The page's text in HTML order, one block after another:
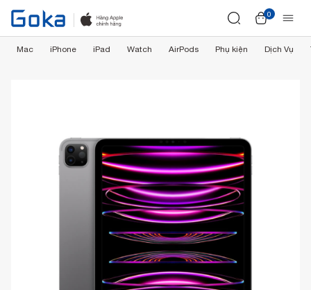
0
Mac iPhone iPad Watch AirPods Phụ kiện Dịch Vụ